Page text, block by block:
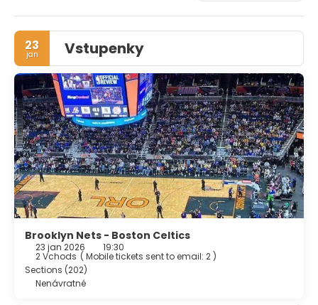
Make yourself at home in one of the 208 air-conditioned
rooms featuring LCD televisions. Complimentary wireless
internet access keeps you connected, and cable
programming is available for your entertainment. Private
bathrooms with showers feature complimentary toiletries
and hair dryers. Conveniences include safes and desks, as
well as phones with free local calls.
Enjoy a satisfying meal at Serendipity 3 Times Squar
serving guests of OYO Times Square.
Featured amenities include express check-out, dry
cleaning/laundry services, and a 24-hour front desk.
23
jan Vstupenky
Brooklyn Nets - Boston Celtics
23 jan 2026 19:30
2 Vchods ( Mobile tickets sent to email: 2 )
Sections (202)
Nenávratné